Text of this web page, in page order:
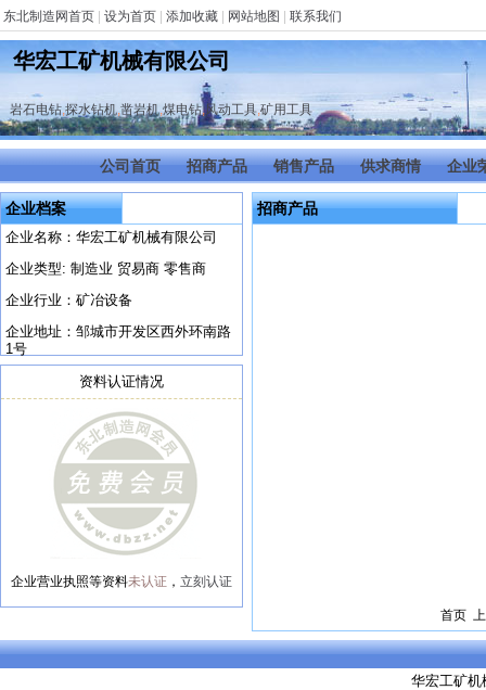
东北制造网首页 设为首页 添加收藏 网站地图 联系我们
华宏工矿机械有限公司
岩石电钻,探水钻机,凿岩机,煤电钻,风动工具,矿用工具
公司首页 招商产品 销售产品 供求商情 企业
企业档案
企业名称：华宏工矿机械有限公司
企业类型: 制造业 贸易商 零售商
企业行业：矿冶设备
企业地址：邹城市开发区西外环南路
1号
资料认证情况
企业营业执照等资料未认证 ， 立刻认证
招商产品
首页
华宏工矿机